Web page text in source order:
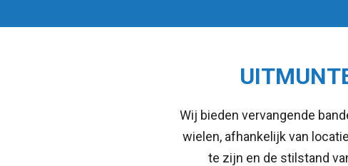
Wij bieden vervangende
wielen, afhankelijk van
te zijn en de stilstand